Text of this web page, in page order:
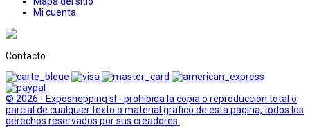
Mi cuenta
Contacto
© 2026 - Exposhopping sl - prohibida la copia o reproduccion total o
parcial de cualquier texto o material grafico de esta pagina, todos los
derechos reservados por sus creadores.